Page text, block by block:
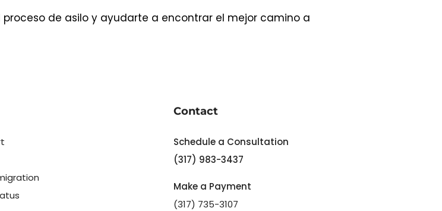
de asilo y ayudarte a encontrar el mejor camino a
Contact
Schedule a Consultation
(317) 983-3437
Make a Payment
(317) 735-3107